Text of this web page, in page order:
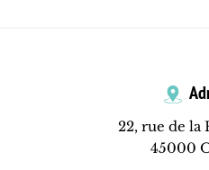
22, rue de la
45000